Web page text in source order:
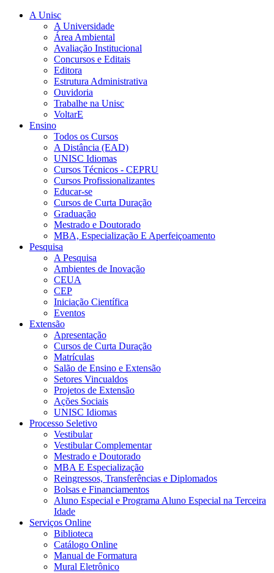
A Unisc
A Universidade
Área Ambiental
Avaliação Institucional
Concursos e Editais
Editora
Estrutura Administrativa
Ouvidoria
Trabalhe na Unisc
VoltarE
Ensino
Todos os Cursos
A Distância (EAD)
UNISC Idiomas
Cursos Técnicos - CEPRU
Cursos Profissionalizantes
Educar-se
Cursos de Curta Duração
Graduação
Mestrado e Doutorado
MBA, Especialização E Aperfeiçoamento
Pesquisa
A Pesquisa
Ambientes de Inovação
CEUA
CEP
Iniciação Científica
Eventos
Extensão
Apresentação
Cursos de Curta Duração
Matrículas
Salão de Ensino e Extensão
Setores Vincualdos
Projetos de Extensão
Ações Sociais
UNISC Idiomas
Processo Seletivo
Vestibular
Vestibular Complementar
Mestrado e Doutorado
MBA E Especialização
Reingressos, Transferências e Diplomados
Bolsas e Financiamentos
Aluno Especial e Programa Aluno Especial na Terceira
Idade
Serviços Online
Biblioteca
Catálogo Online
Manual de Formatura
Mural Eletrônico